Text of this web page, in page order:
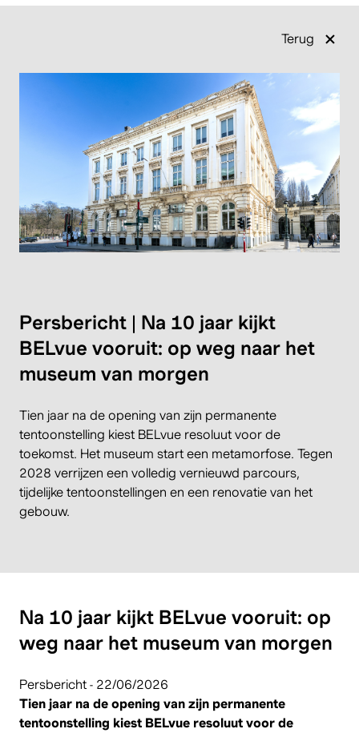
Terug
Persbericht | Na 10 jaar kijkt
BELvue vooruit: op weg naar het
museum van morgen
Tien jaar na de opening van zijn permanente
tentoonstelling kiest BELvue resoluut voor de
toekomst. Het museum start een metamorfose. Tegen
2028 verrijzen een volledig vernieuwd parcours,
tijdelijke tentoonstellingen en een renovatie van het
gebouw.
Na 10 jaar kijkt BELvue vooruit: op
weg naar het museum van morgen
Persbericht - 22/06/2026
Tien jaar na de opening van zijn permanente
tentoonstelling kiest BELvue resoluut voor de